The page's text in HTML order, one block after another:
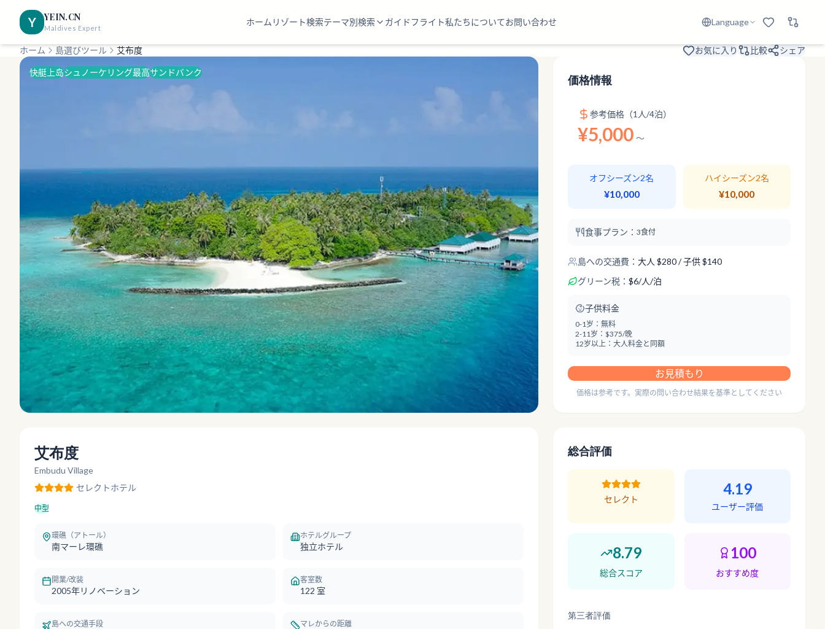
Y YEIN.CN
Maldives Expert
ホーム リゾート検索テーマ別検索 ガイド フライト私たちについてお問い合わせ Language
ホーム 島選びツール 艾布度 お気に入り 比較 シェア
快艇上岛シュノーケリング最高サンドバンク
価格情報
参考価格（1人/4泊）
¥5,000 〜
オフシーズン2名
¥10,000
ハイシーズン2名
¥10,000
食事プラン：3食付
島への交通費：大人 $280/ 子供 $140
グリーン税：$6/人/泊
子供料金
0-1岁：無料
2-11岁：$375/晚
12岁以上：大人料金と同額
お見積もり
価格は参考です。実際の問い合わせ結果を基準としてください
艾布度
Embudu Village
セレクトホテル
中型
環礁（アトール）
南マーレ環礁
ホテルグループ
独立ホテル
開業/改装
2005年リノベーション
客室数
122 室
島への交通手段 マレからの距離
総合評価
セレクト
4.19
ユーザー評価
8.79
総合スコア
100
おすすめ度
第三者評価